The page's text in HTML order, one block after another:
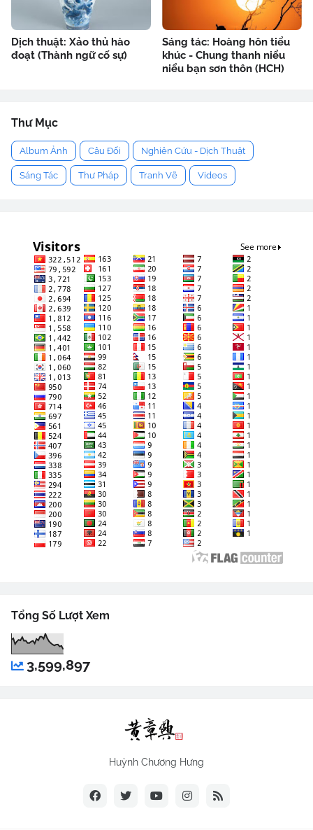
Dịch thuật: Xảo thủ hào
đoạt (Thành ngữ cố sự)
Sáng tác: Hoàng hôn tiểu
khúc - Chung thanh niểu
niểu bạn sơn thôn (HCH)
Thư Mục
Album Ảnh Câu Đối Nghiên Cứu - Dịch Thuật
Sáng Tác Thư Pháp Tranh Vẽ Videos
Tổng Số Lượt Xem
3,599,897
Huỳnh Chương Hưng